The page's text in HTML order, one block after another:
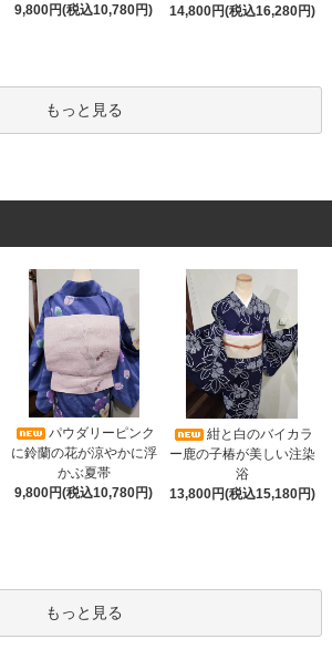
9,800円(税込10,780円)
14,800円(税込16,280円)
もっと見る
パウダリーピンク
に鈴蘭の花が涼やかに浮
かぶ夏帯
9,800円(税込10,780円)
紺と白のバイカラ
ー鹿の子椿が美しい注染
浴
13,800円(税込15,180円)
もっと見る